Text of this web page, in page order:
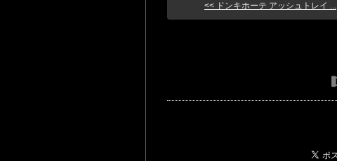
<< ドンキホーテ アッシュトレイ ...